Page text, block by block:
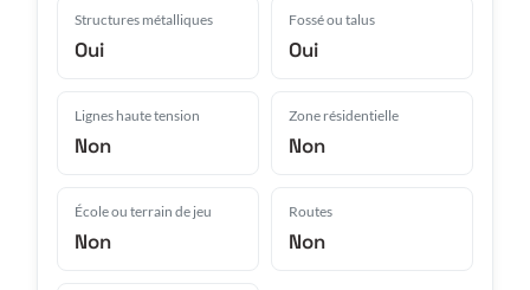
Structures métalliques
Oui
Fossé ou talus
Oui
Lignes haute tension
Non
Zone résidentielle
Non
École ou terrain de jeu
Non
Routes
Non